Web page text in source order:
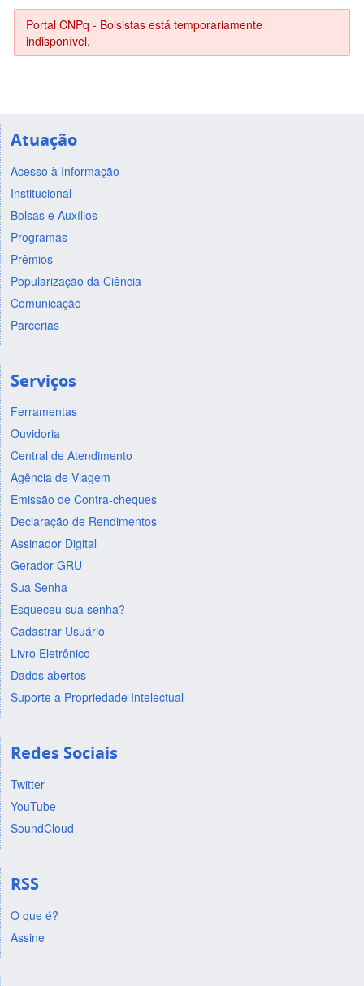
Portal CNPq - Bolsistas está temporariamente
indisponível.
Atuação
Acesso à Informação
Institucional
Bolsas e Auxílios
Programas
Prêmios
Popularização da Ciência
Comunicação
Parcerias
Serviços
Ferramentas
Ouvidoria
Central de Atendimento
Agência de Viagem
Emissão de Contra-cheques
Declaração de Rendimentos
Assinador Digital
Gerador GRU
Sua Senha
Esqueceu sua senha?
Cadastrar Usuário
Livro Eletrônico
Dados abertos
Suporte a Propriedade Intelectual
Redes Sociais
Twitter
YouTube
SoundCloud
RSS
O que é?
Assine